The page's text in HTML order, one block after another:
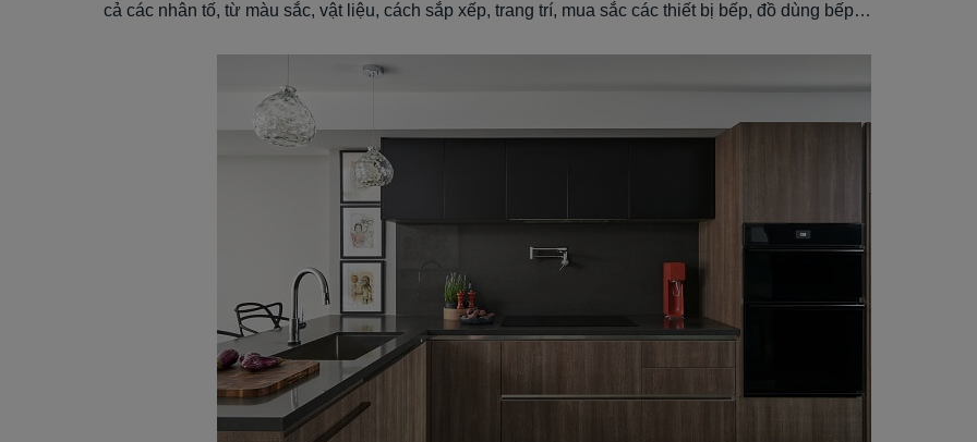
cả các nhân tố, từ màu sắc, vật liệu, cách sắp xếp, trang trí, mua sắc các thiết bị bếp, đồ dùng bếp…